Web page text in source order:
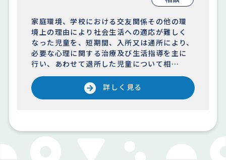
家庭環境、学校における交友関係その他の環
境上の理由により社会生活への適応が難しく
なった児童を、短期間、入所又は通所により、
必要な心理に関する治療及び生活指導を主に
行い、あわせて退所した児童について相…
詳しく見る